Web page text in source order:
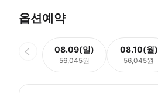
옵션예약
08.09(일)
56,045원
08.10(월)
56,045원